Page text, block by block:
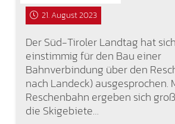
21. August 2023
Der Süd-Tiroler Landtag hat
einstimmig für den Bau einer
Bahnverbindung über den
nach Landeck) ausgesprochen.
Reschenbahn ergeben sich
die Skigebiete…